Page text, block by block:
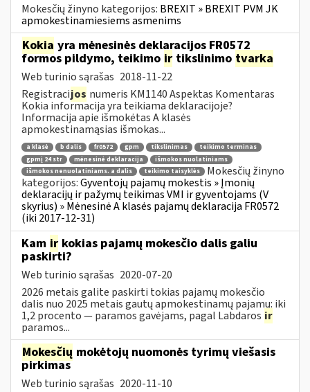
Mokesčių žinyno kategorijos: BREXIT » BREXIT PVM JK
apmokestinamiesiems asmenims
Kokia yra mėnesinės deklaracijos FR0572
formos pildymo, teikimo ir tikslinimo tvarka
Web turinio sąrašas 2018-11-22
Registracijos numeris KM1140 Aspektas Komentaras
Kokia informacija yra teikiama deklaracijoje?
Informacija apie išmokėtas A klasės
apmokestinamąsias išmokas...
a klasė b dalis fr0572 gpm tikslinimas
teikimo terminas
gpmį 24 str
mėnesinė deklaracija
išmokos nuolatiniams
išmokos nenuolatiniams. a dalis
teikimo taisyklės
Mokesčių žinyno
kategorijos:Gyventojų pajamų mokestis » Įmonių
deklaracijų ir pažymų teikimas VMI ir gyventojams (V
skyrius) » Mėnesinė A klasės pajamų deklaracija FR0572
(iki 2017-12-31)
Kam ir kokias pajamų mokesčio dalis galiu
paskirti?
Web turinio sąrašas 2020-07-20
2026 metais galite paskirti tokias pajamų mokesčio
dalis nuo 2025 metais gautų apmokestinamų pajamų: iki
1,2 procento — paramos gavėjams, pagal Labdaros ir
paramos...
Mokesčių mokėtojų nuomonės tyrimų viešasis
pirkimas
Web turinio sąrašas 2020-11-10